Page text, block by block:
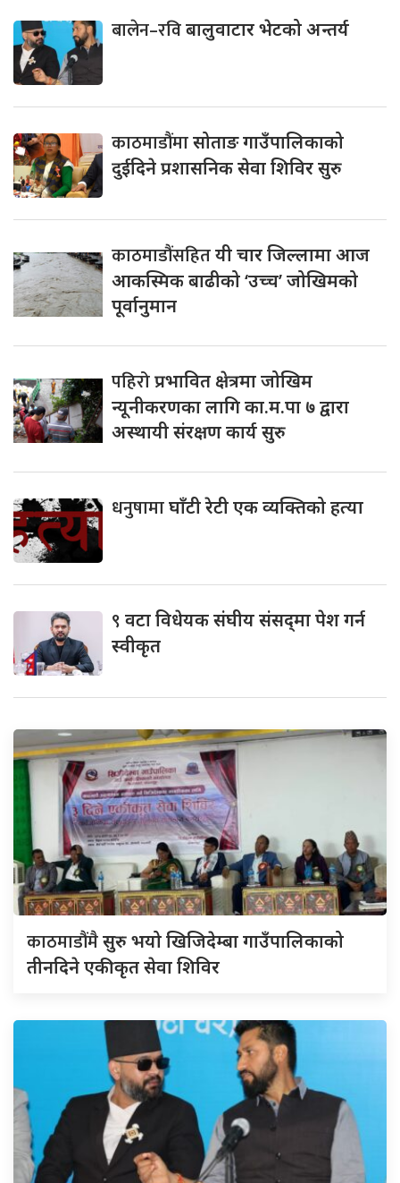
बालेन–रविबालुवाटार भेटको अन्तर्य
काठमाडौंमासोताङ गाउँपालिकाको
दुईदिने प्रशासनिक सेवा शिविर सुरु
काठमाडौंसहितयी चार जिल्लामा आज
आकस्मिक बाढीको ‘उच्च’ जोखिमको
पूर्वानुमान
पहिरोप्रभावित क्षेत्रमा जोखिम
न्यूनीकरणका लागि का.म.पा ७ द्वारा
अस्थायी संरक्षण कार्य सुरु
धनुषामाघाँटी रेटी एक व्यक्तिको हत्या
९ वटा विधेयक संघीय संसद्‌मा पेश गर्न
स्वीकृत
काठमाडौंमैसुरु भयो खिजिदेम्बा गाउँपालिकाको
तीनदिने एकीकृत सेवा शिविर